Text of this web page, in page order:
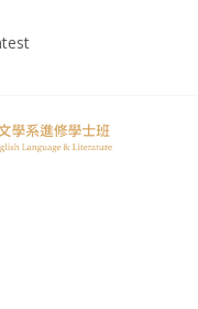
陳麗秀老師退休茶會